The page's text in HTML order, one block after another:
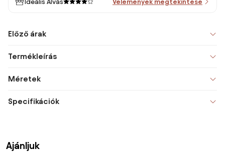
Ideális Alvás Vélemények megtekintése
Előző árak
Termékleírás
Méretek
Specifikációk
Ajánljuk